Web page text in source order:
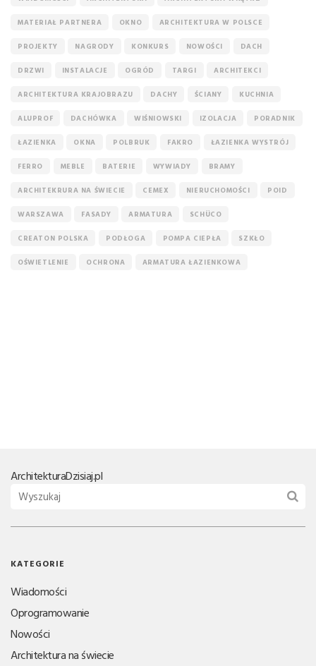
MATERIAŁ PARTNERA OKNO ARCHITEKTURA W POLSCE
PROJEKTY NAGRODY KONKURS NOWOŚCI DACH
DRZWI INSTALACJE OGRÓD TARGI ARCHITEKCI
ARCHITEKTURA KRAJOBRAZU DACHY ŚCIANY KUCHNIA
ALUPROF DACHÓWKA WIŚNIOWSKI IZOLACJA PORADNIK
ŁAZIENKA OKNA POLBRUK FAKRO ŁAZIENKA WYSTRÓJ
FERRO MEBLE BATERIE WYWIADY BRAMY
ARCHITEKRURA NA ŚWIECIE CEMEX NIERUCHOMOŚCI POID
WARSZAWA FASADY ARMATURA SCHÜCO
CREATON POLSKA PODŁOGA POMPA CIEPŁA SZKŁO
OŚWIETLENIE OCHRONA ARMATURA ŁAZIENKOWA
ArchitekturaDzisiaj.pl
KATEGORIE
Wiadomości
Oprogramowanie
Nowości
Architektura na świecie